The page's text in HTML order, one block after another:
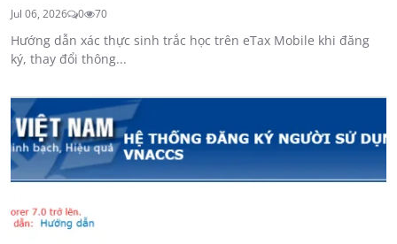
Jul 06, 2026 0 70
Hướng dẫn xác thực sinh trắc học trên eTax Mobile khi đăng
ký, thay đổi thông...